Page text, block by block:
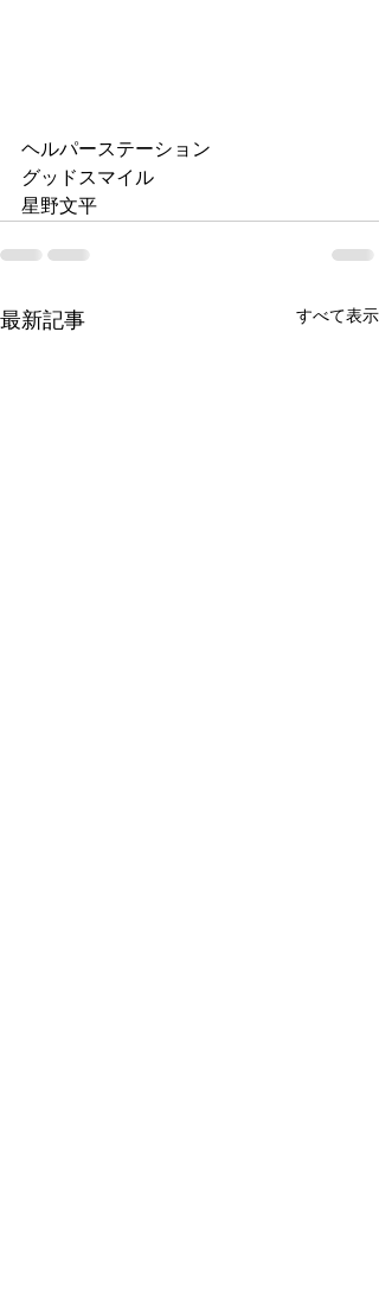
ヘルパーステーション
グッドスマイル
星野文平
最新記事 すべて表示